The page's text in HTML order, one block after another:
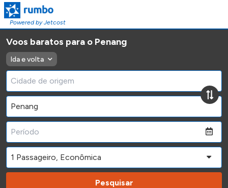
Powered by Jetcost
Voos baratos para o Penang
Ida e volta
Pesquisar